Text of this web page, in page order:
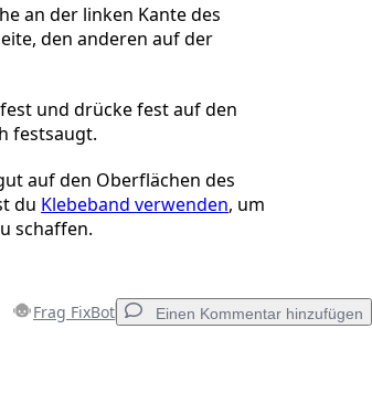
an der linken Kante des
den anderen auf der
und drücke fest auf den
festsaugt.
auf den Oberflächen des
du Klebeband verwenden, um
schaffen.
Frag FixBot Einen Kommentar hinzufügen